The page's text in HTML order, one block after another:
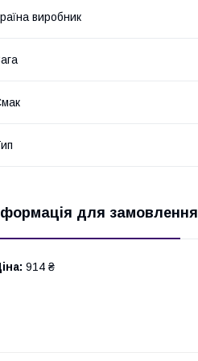
виробник
для замовлення
914 ₴